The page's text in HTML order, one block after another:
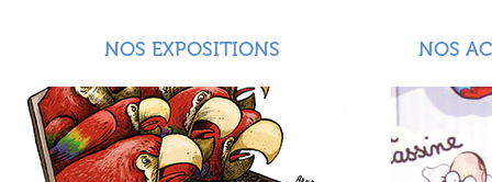
NOS EXPOSITIONS NOS